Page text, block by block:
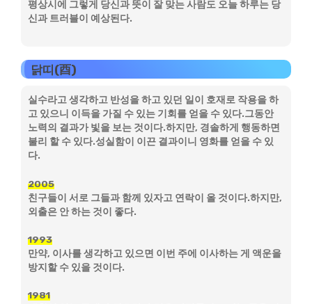
평상시에 그렇게 당신과 뜻이 잘 맞는 사람도 오늘 하루는 당
신과 트러블이 예상된다.
닭띠(酉)
실수라고 생각하고 반성을 하고 있던 일이 호재로 작용을 하
고 있으니 이득을 가질 수 있는 기회를 얻을 수 있다.그동안
노력의 결과가 빛을 보는 것이다.하지만, 경솔하게 행동하면
불리 할 수 있다.성실함이 이끈 결과이니 영화를 얻을 수 있
다.
2005
친구들이 서로 그들과 함께 있자고 연락이 올 것이다.하지만,
외출은 안 하는 것이 좋다.
1993
만약, 이사를 생각하고 있으면 이번 주에 이사하는 게 액운을
방지할 수 있을 것이다.
1981